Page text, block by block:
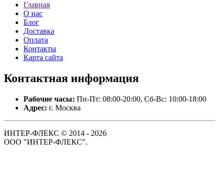
Главная
О нас
Блог
Доставка
Оплата
Контакты
Карта сайта
Контактная информация
Рабочие часы: Пн-Пт: 08:00-20:00, Сб-Вс: 10:00-18:00
Адрес: г. Москва
ИНТЕР-ФЛЕКС © 2014 - 2026
ООО "ИНТЕР-ФЛЕКС".